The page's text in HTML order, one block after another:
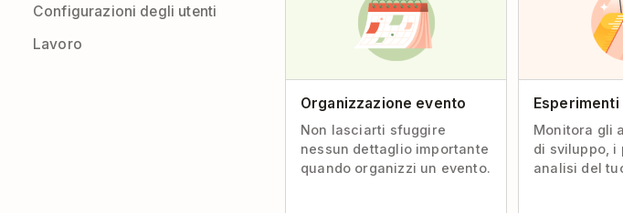
Configurazioni degli utenti
Lavoro
Organizzazione evento
Non lasciarti sfuggire
nessun dettaglio importante
quando organizzi un evento.
Monitora gli
di sviluppo, i
analisi del